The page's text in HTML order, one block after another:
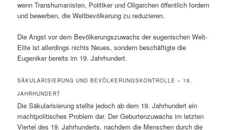
wenn Transhumanisten, Politiker und Oligarchen öffentlich fordern
und bewerben, die Weltbevölkerung zu reduzieren.
Die Angst vor dem Bevölkerungszuwachs der eugenischen Welt-
Elite ist allerdings nichts Neues, sondern beschäftigte die
Eugeniker bereits im 19. Jahrhundert.
SÄKULARISIERUNG UND BEVÖLKERUNGSKONTROLLE – 19.
JAHRHUNDERT
Die Säkularisierung stellte jedoch ab dem 19. Jahrhundert ein
machtpolitisches Problem dar. Der Geburtenzuwachs im letzten
Viertel des 19. Jahrhunderts, nachdem die Menschen durch die